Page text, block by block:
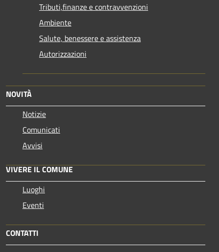
Tributi,finanze e contravvenzioni
Ambiente
Salute, benessere e assistenza
Autorizzazioni
NOVITÀ
Notizie
Comunicati
Avvisi
VIVERE IL COMUNE
Luoghi
Eventi
CONTATTI